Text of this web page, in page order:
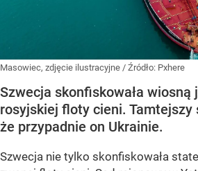
Masowiec, zdjęcie ilustracyjne / Źródło: Pxhere
Szwecja skonfiskowała
rosyjskiej floty cieni. Tamtejszy
że przypadnie on Ukrainie.
Szwecja nie tylko skonfiskowała